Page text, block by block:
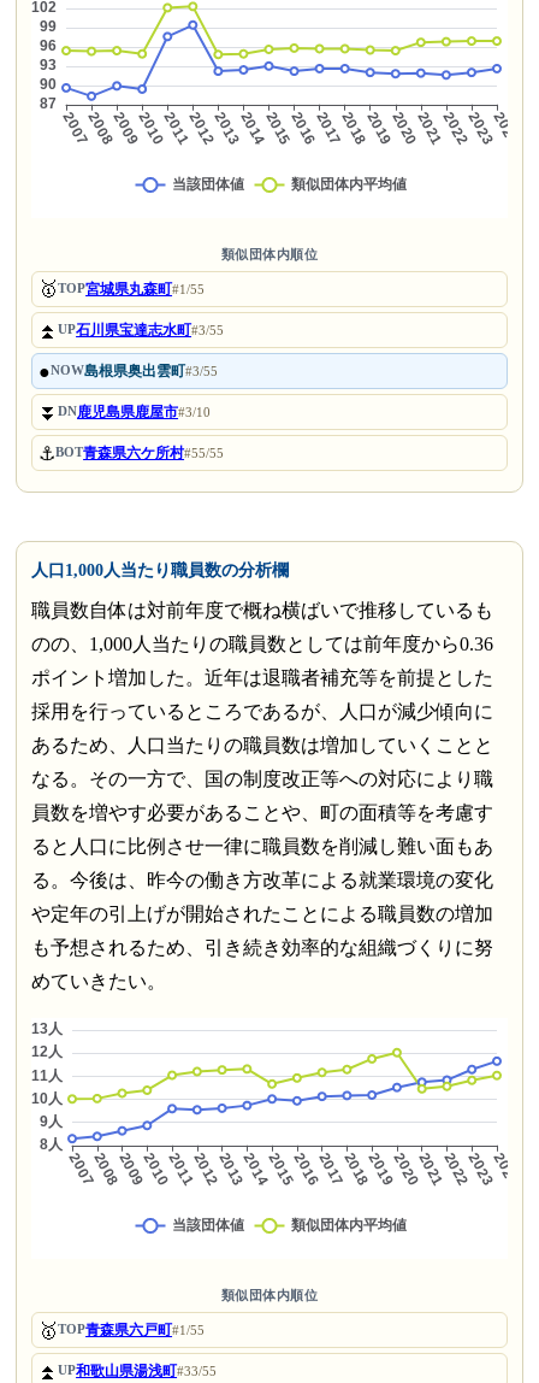
類似団体内順位
🥇TOP宮城県丸森町#1/55
⏫UP石川県宝達志水町#3/55
●NOW島根県奥出雲町#3/55
⏬DN鹿児島県鹿屋市#3/10
⚓BOT青森県六ケ所村#55/55
人口1,000人当たり職員数の分析欄
職員数自体は対前年度で概ね横ばいで推移しているも
のの、1,000人当たりの職員数としては前年度から0.36
ポイント増加した。近年は退職者補充等を前提とした
採用を行っているところであるが、人口が減少傾向に
あるため、人口当たりの職員数は増加していくことと
なる。その一方で、国の制度改正等への対応により職
員数を増やす必要があることや、町の面積等を考慮す
ると人口に比例させ一律に職員数を削減し難い面もあ
る。今後は、昨今の働き方改革による就業環境の変化
や定年の引上げが開始されたことによる職員数の増加
も予想されるため、引き続き効率的な組織づくりに努
めていきたい。
類似団体内順位
🥇TOP青森県六戸町#1/55
⏫UP和歌山県湯浅町#33/55